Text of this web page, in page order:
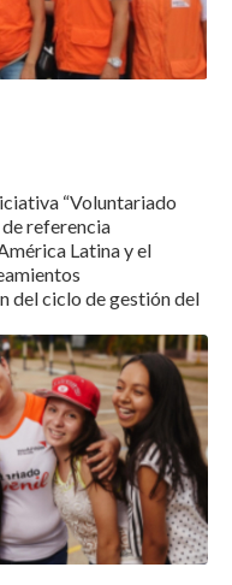
“Voluntariado
referencia
Latina y el
del ciclo de gestión del